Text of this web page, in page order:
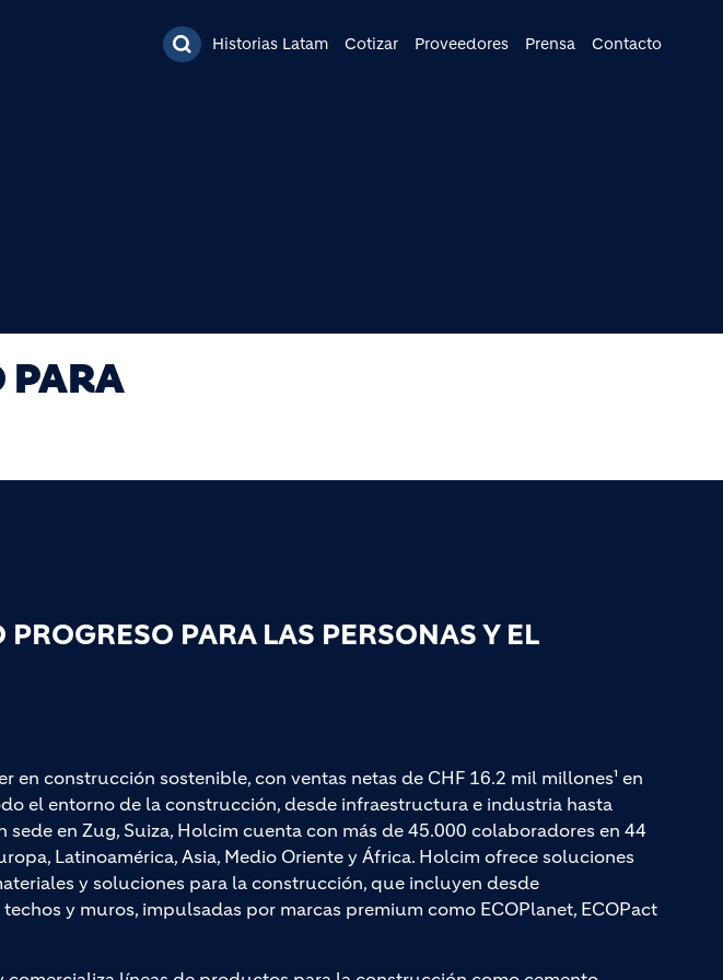
Pasar al contenido principal
Historias Latam Cotizar Proveedores Prensa Contacto
PARA
PARA LAS PERSONAS Y EL
en construcción sostenible, con ventas netas de CHF 16.2 mil millones¹ en
el entorno de la construcción, desde infraestructura e industria hasta
sede en Zug, Suiza, Holcim cuenta con más de 45.000 colaboradores en 44
Latinoamérica, Asia, Medio Oriente y África. Holcim ofrece soluciones
y soluciones para la construcción, que incluyen desde
y muros, impulsadas por marcas premium como ECOPlanet, ECOPact